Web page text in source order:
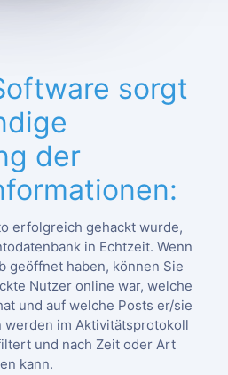
sorgt
der
erfolgreich gehackt wurde,
in Echtzeit. Wenn
geöffnet haben, können Sie
Nutzer online war, welche
und auf welche Posts er/sie
im Aktivitätsprotokoll
und nach Zeit oder Art
kann.